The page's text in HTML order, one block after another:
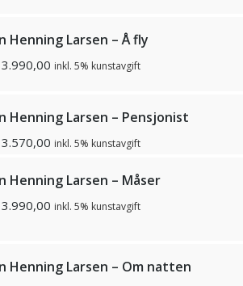
Henning Larsen – Å fly
3.990,00 inkl. 5% kunstavgift
Henning Larsen – Pensjonist
3.570,00 inkl. 5% kunstavgift
Henning Larsen – Måser
3.990,00 inkl. 5% kunstavgift
Henning Larsen – Om natten